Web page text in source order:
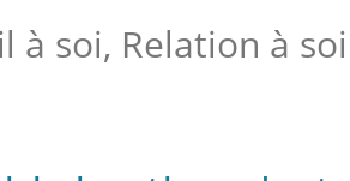
à soi, Relation à soi